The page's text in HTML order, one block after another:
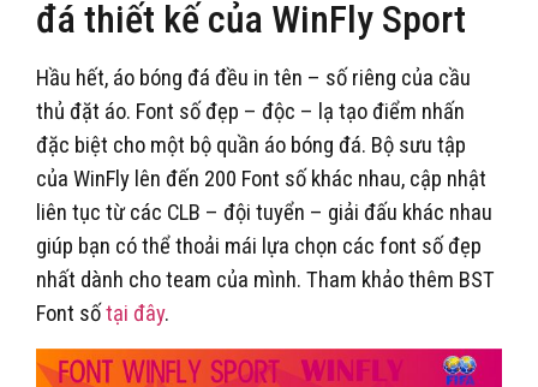
đá thiết kế của WinFly Sport
Hầu hết, áo bóng đá đều in tên – số riêng của cầu
thủ đặt áo. Font số đẹp – độc – lạ tạo điểm nhấn
đặc biệt cho một bộ quần áo bóng đá. Bộ sưu tập
của WinFly lên đến 200 Font số khác nhau, cập nhật
liên tục từ các CLB – đội tuyển – giải đấu khác nhau
giúp bạn có thể thoải mái lựa chọn các font số đẹp
nhất dành cho team của mình. Tham khảo thêm BST
Font sốtại đây.